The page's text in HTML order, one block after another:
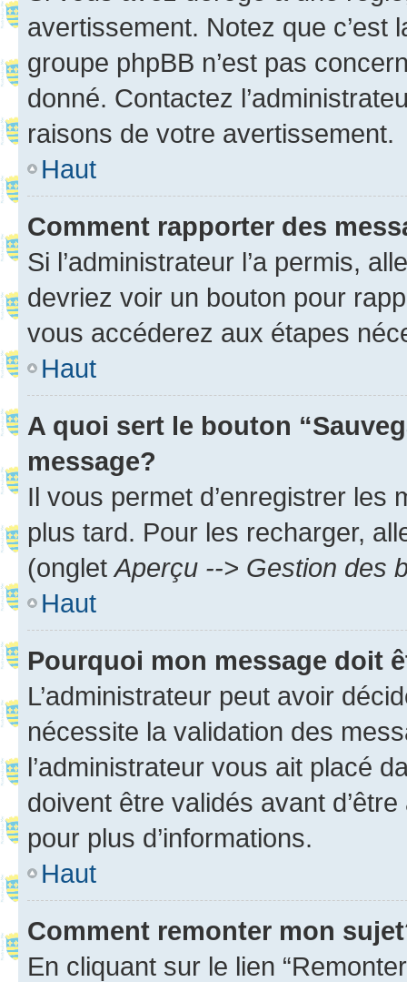
avertissement. Notez que c’est
groupe phpBB n’est pas
donné. Contactez
raisons de votre avertissement.
Haut
Comment rapporter des
Si l’administrateur l’a permis,
devriez voir un bouton pour
vous accéderez aux étapes
Haut
A quoi sert le bouton
message?
Il vous permet d’enregistrer
plus tard. Pour les recharger,
(onglet Aperçu --> Gestion des
Haut
Pourquoi mon message doit
L’administrateur peut avoir
nécessite la validation des
l’administrateur vous ait placé
doivent être validés avant
pour plus d’informations.
Haut
Comment remonter mon
En cliquant sur le lien